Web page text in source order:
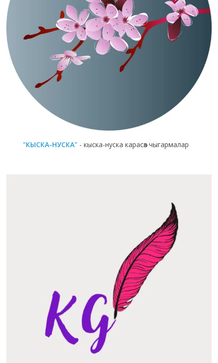
"КЫСКА-НУСКА" - кыска-нуска карасөз чыгармалар